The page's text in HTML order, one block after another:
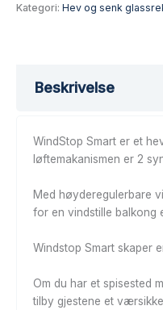
Kategori: Hev og senk
Beskrivelse
WindStop Smart er et
løftemakanismen er 2
Med høyderegulerbare
for en vindstille balkong
Windstop Smart skaper
Om du har et spisested
tilby gjestene et